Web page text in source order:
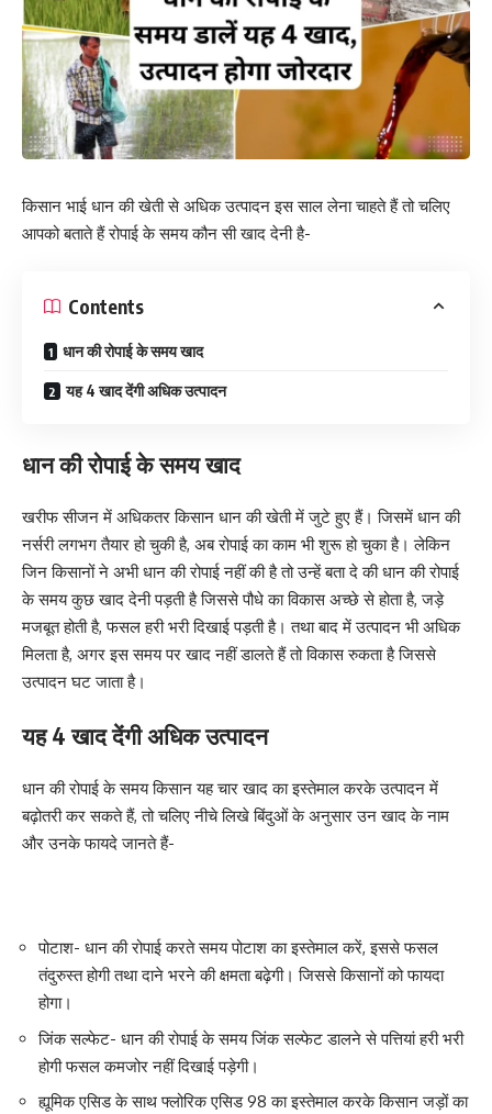
किसान भाई धान की खेती से अधिक उत्पादन इस साल लेना चाहते हैं तो चलिए
आपको बताते हैं रोपाई के समय कौन सी खाद देनी है-
Contents
धान की रोपाई के समय खाद
यह 4 खाद देंगी अधिक उत्पादन
धान की रोपाई के समय खाद
खरीफ सीजन में अधिकतर किसान धान की खेती में जुटे हुए हैं। जिसमें धान की
नर्सरी लगभग तैयार हो चुकी है, अब रोपाई का काम भी शुरू हो चुका है। लेकिन
जिन किसानों ने अभी धान की रोपाई नहीं की है तो उन्हें बता दे की धान की रोपाई
के समय कुछ खाद देनी पड़ती है जिससे पौधे का विकास अच्छे से होता है, जड़े
मजबूत होती है, फसल हरी भरी दिखाई पड़ती है। तथा बाद में उत्पादन भी अधिक
मिलता है, अगर इस समय पर खाद नहीं डालते हैं तो विकास रुकता है जिससे
उत्पादन घट जाता है।
यह 4 खाद देंगी अधिक उत्पादन
धान की रोपाई के समय किसान यह चार खाद का इस्तेमाल करके उत्पादन में
बढ़ोतरी कर सकते हैं, तो चलिए नीचे लिखे बिंदुओं के अनुसार उन खाद के नाम
और उनके फायदे जानते हैं-
पोटाश- धान की रोपाई करते समय पोटाश का इस्तेमाल करें, इससे फसल
तंदुरुस्त होगी तथा दाने भरने की क्षमता बढ़ेगी। जिससे किसानों को फायदा
होगा।
जिंक सल्फेट- धान की रोपाई के समय जिंक सल्फेट डालने से पत्तियां हरी भरी
होगी फसल कमजोर नहीं दिखाई पड़ेगी।
ह्यूमिक एसिड के साथ फ्लोरिक एसिड 98 का इस्तेमाल करके किसान जड़ों का